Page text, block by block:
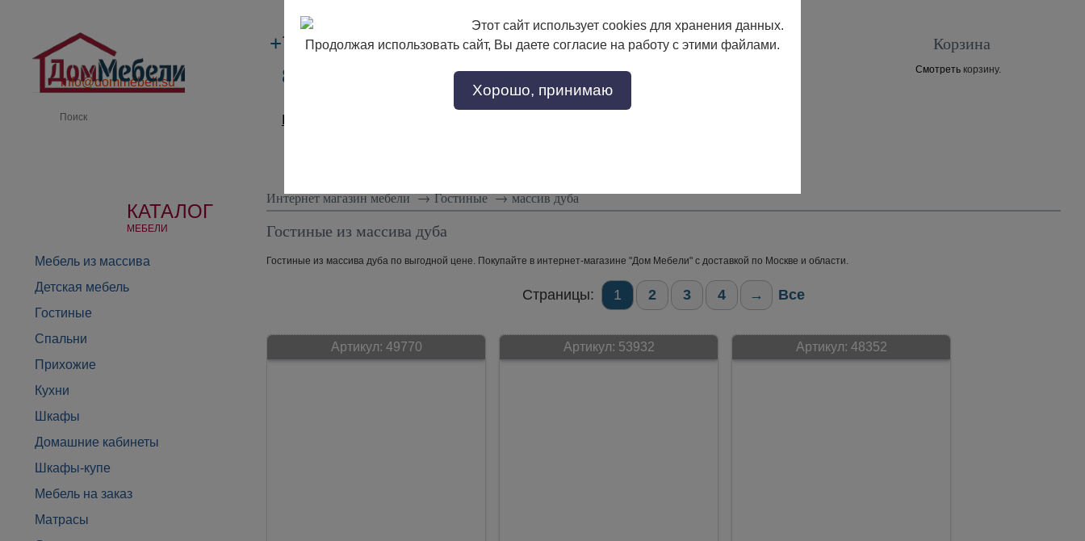
info@dommebeli.su
+7 (495)133-17-89
8 (800) 302-17-89
с 9:00 до 18:00
Заказать звонок
Производители
Корзина
Смотреть корзину.
КАТАЛОГ
МЕБЕЛИ
Мебель из массива
Детская мебель
Гостиные
Спальни
Прихожие
Кухни
Шкафы
Домашние кабинеты
Шкафы-купе
Мебель на заказ
Матрасы
Интернет магазин мебели→ Гостиные→ массив дуба
Гостиные из массива дуба
Гостиные из массива дуба по выгодной цене. Покупайте в интернет-магазине "Дом Мебели" с доставкой по Москве и области.
Страницы: 1 2 3 4 → Все
Артикул: 49770 Артикул: 53932 Артикул: 48352
Этот сайт использует cookies для хранения данных.
Продолжая использовать сайт, Вы даете согласие на работу с этими файлами.
Хорошо, принимаю